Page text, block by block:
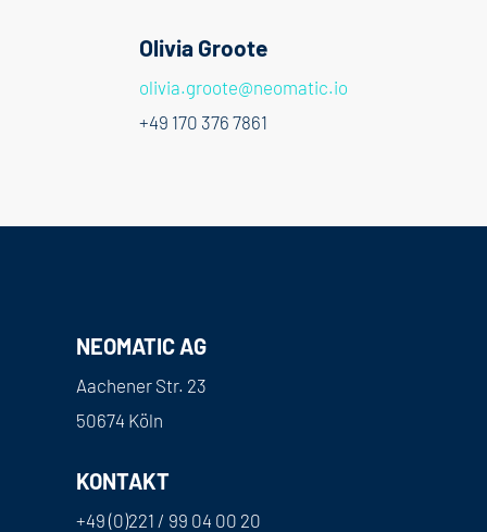
Olivia Groote
olivia.groote@neomatic.io
+49 170 376 7861
NEOMATIC AG
Aachener Str. 23
50674 Köln
KONTAKT
+49 (0)221 / 99 04 00 20